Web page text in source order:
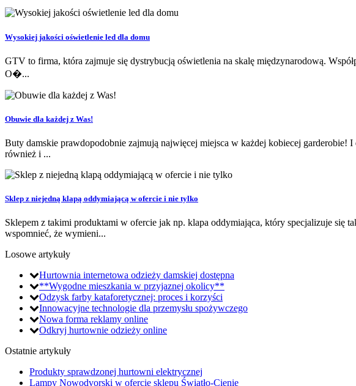
Wysokiej jakości oświetlenie led dla domu
GTV to firma, która zajmuje się dystrybucją oświetlenia na skalę międzynarodową.
O�...
Obuwie dla każdej z Was!
Buty damskie prawdopodobnie zajmują najwięcej miejsca w każdej kobiecej garderobie!
również i ...
Sklep z niejedną klapą oddymiającą w ofercie i nie tylko
Sklepem z takimi produktami w ofercie jak np. klapa oddymiająca, który specjalizuje się
wspomnieć, że wymieni...
Losowe artykuły
Hurtownia internetowa odzieży damskiej dostępna
**Wygodne mieszkania w przyjaznej okolicy**
Odzysk farby kataforetycznej: proces i korzyści
Innowacyjne technologie dla przemysłu spożywczego
Nowa forma reklamy online
Odkryj hurtownie odzieży online
Ostatnie artykuły
Produkty sprawdzonej hurtowni elektrycznej
Lampy Nowodvorski w ofercie sklepu Światło-Cienie